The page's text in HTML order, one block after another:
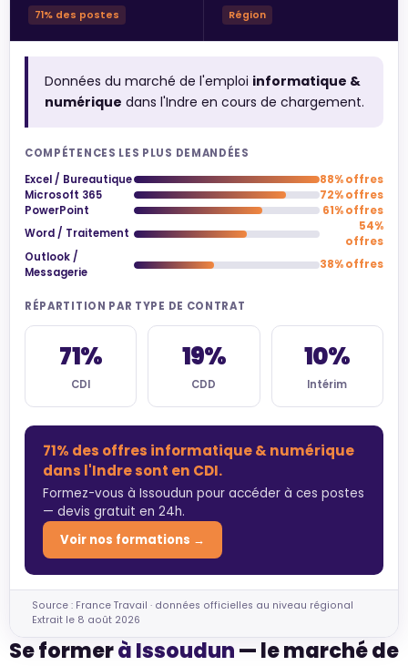
71% des postes Région
Données du marché de l'emploi informatique &
numérique dans l'Indre en cours de chargement.
COMPÉTENCES LES PLUS DEMANDÉES
Excel / Bureautique
88% offres
Microsoft 365
72% offres
PowerPoint
61% offres
Word / Traitement
54%
offres
Outlook /
Messagerie
38% offres
RÉPARTITION PAR TYPE DE CONTRAT
71%
CDI
19%
CDD
10%
Intérim
71% des offres informatique & numérique
dans l'Indre sont en CDI.
Formez-vous à Issoudun pour accéder à ces postes
— devis gratuit en 24h.
Voir nos formations →
Source : France Travail · données officielles au niveau régional
Extrait le 8 août 2026
Se formerà Issoudun— le marché de